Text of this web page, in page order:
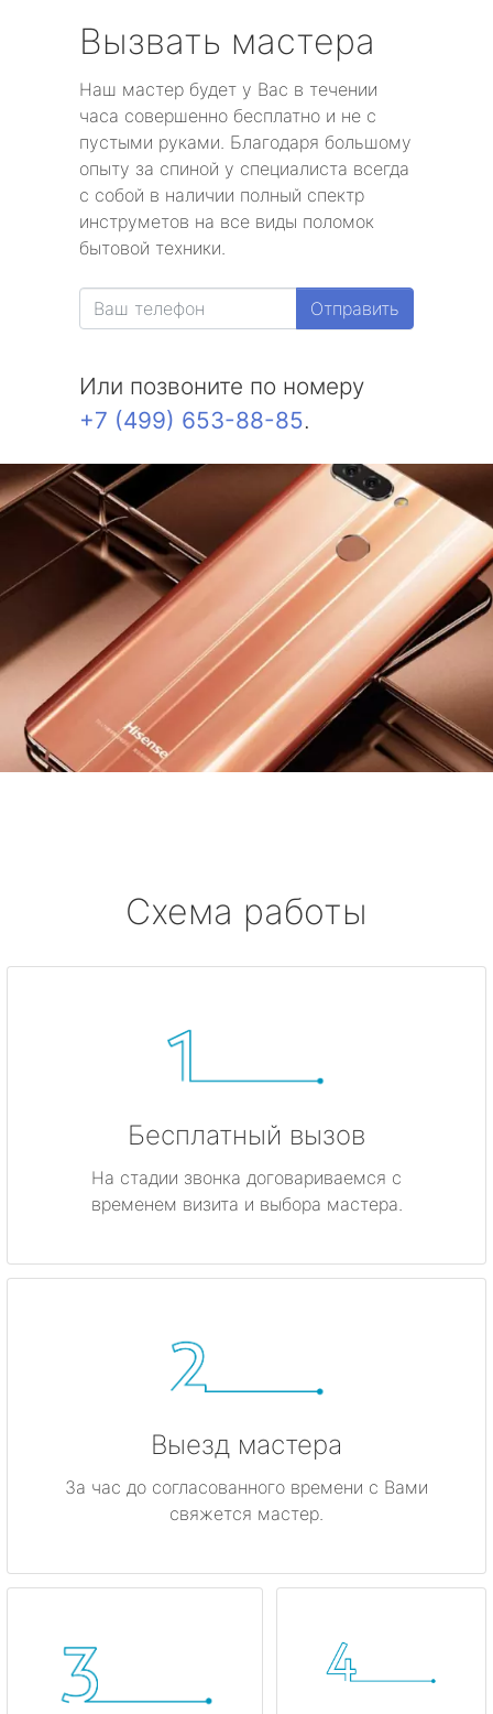
Вызвать мастера
Наш мастер будет у Вас в течении
часа совершенно бесплатно и не с
пустыми руками. Благодаря большому
опыту за спиной у специалиста всегда
с собой в наличии полный спектр
инструметов на все виды поломок
бытовой техники.
Отправить
Или позвоните по номеру
+7 (499) 653-88-85.
Схема работы
Бесплатный вызов
На стадии звонка договариваемся с
временем визита и выбора мастера.
Выезд мастера
За час до согласованного времени с Вами
свяжется мастер.